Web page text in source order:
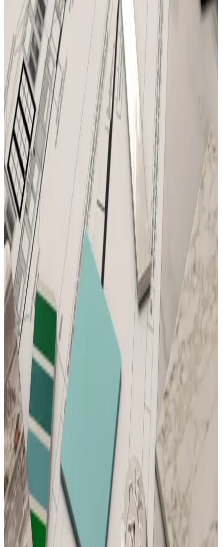
Telegram
Консультация и подбор
Подскажем по совместимости, отделкам, срокам поставки и
подберем вариант под интерьер или проект.
Запросить информацию о цене
Telegram